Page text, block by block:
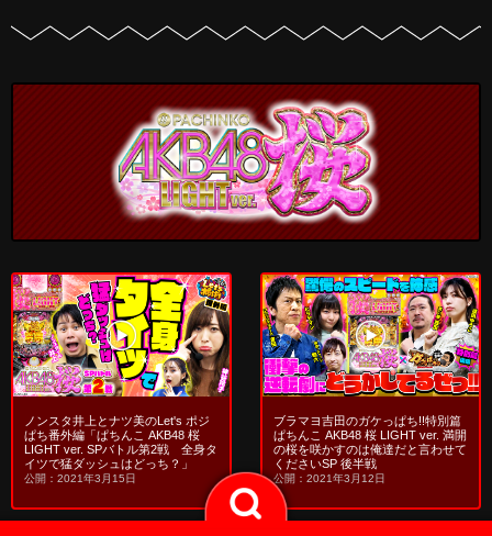
ノンスタ井上とナツ美のLet's ポジ
ぱち番外編「ぱちんこ AKB48 桜
LIGHT ver. SPバトル第2戦 全身タ
イツで猛ダッシュはどっち？」
公開：2021年3月15日
ブラマヨ吉田のガケっぱち!!特別篇
ぱちんこ AKB48 桜 LIGHT ver. 満開
の桜を咲かすのは俺達だと言わせて
くださいSP 後半戦
公開：2021年3月12日